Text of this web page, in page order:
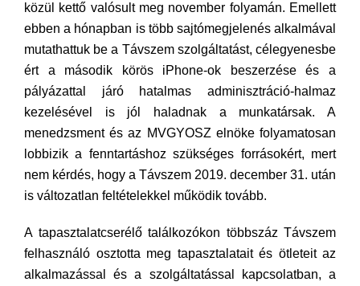
közül kettő valósult meg november folyamán. Emellett
ebben a hónapban is több sajtómegjelenés alkalmával
mutathattuk be a Távszem szolgáltatást, célegyenesbe
ért a második körös iPhone-ok beszerzése és a
pályázattal járó hatalmas adminisztráció-halmaz
kezelésével is jól haladnak a munkatársak. A
menedzsment és az MVGYOSZ elnöke folyamatosan
lobbizik a fenntartáshoz szükséges forrásokért, mert
nem kérdés, hogy a Távszem 2019. december 31. után
is változatlan feltételekkel működik tovább.
A tapasztalatcserélő találkozókon többszáz Távszem
felhasználó osztotta meg tapasztalatait és ötleteit az
alkalmazással és a szolgáltatással kapcsolatban, a